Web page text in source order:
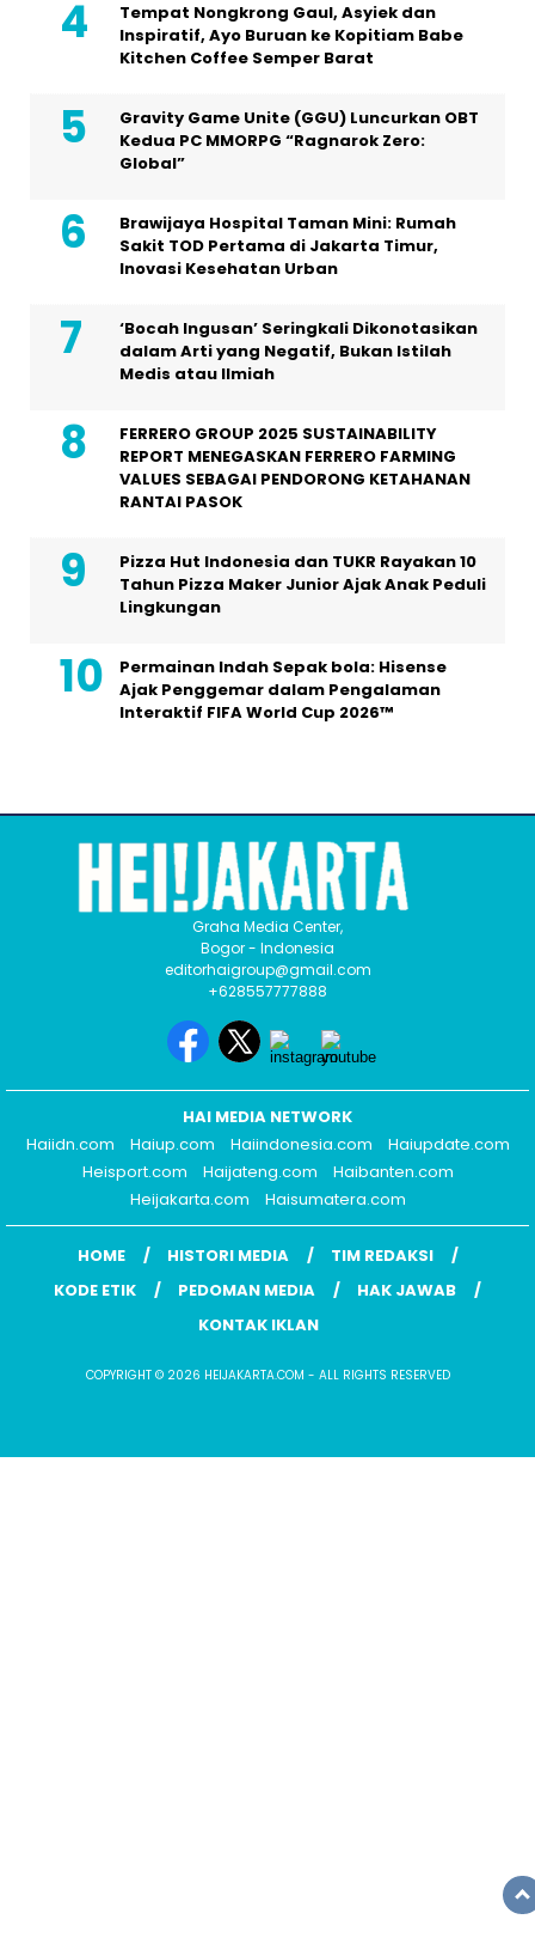
Tempat Nongkrong Gaul, Asyiek dan
Inspiratif, Ayo Buruan ke Kopitiam Babe
Kitchen Coffee Semper Barat
Gravity Game Unite (GGU) Luncurkan OBT
Kedua PC MMORPG “Ragnarok Zero:
Global”
Brawijaya Hospital Taman Mini: Rumah
Sakit TOD Pertama di Jakarta Timur,
Inovasi Kesehatan Urban
‘Bocah Ingusan’ Seringkali Dikonotasikan
dalam Arti yang Negatif, Bukan Istilah
Medis atau Ilmiah
FERRERO GROUP 2025 SUSTAINABILITY
REPORT MENEGASKAN FERRERO FARMING
VALUES SEBAGAI PENDORONG KETAHANAN
RANTAI PASOK
Pizza Hut Indonesia dan TUKR Rayakan 10
Tahun Pizza Maker Junior Ajak Anak Peduli
Lingkungan
Permainan Indah Sepak bola: Hisense
Ajak Penggemar dalam Pengalaman
Interaktif FIFA World Cup 2026™
Graha Media Center,
Bogor - Indonesia
editorhaigroup@gmail.com
+628557777888
HAI MEDIA NETWORK
Haiidn.com
Haiup.com Haiindonesia.com
Haiupdate.com
Heisport.com
Haijateng.com
Haibanten.com
Heijakarta.com
Haisumatera.com
HOME HISTORI MEDIA
TIM REDAKSI
KODE ETIK
PEDOMAN MEDIA
HAK JAWAB
KONTAK IKLAN
COPYRIGHT © 2026 HEIJAKARTA.COM - ALL RIGHTS RESERVED